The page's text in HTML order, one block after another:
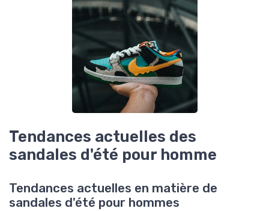
Tendances actuelles des
sandales d'été pour homme
Tendances actuelles en matière de
sandales d'été pour hommes